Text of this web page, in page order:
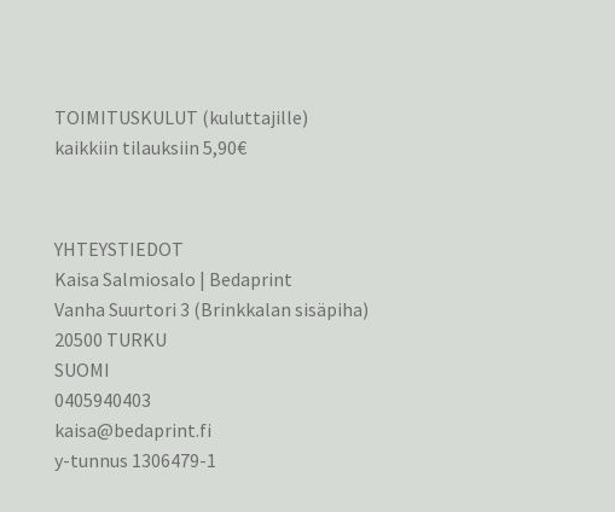
TOIMITUSKULUT (kuluttajille)
kaikkiin tilauksiin 5,90€
YHTEYSTIEDOT
Kaisa Salmiosalo | Bedaprint
Vanha Suurtori 3 (Brinkkalan sisäpiha)
20500 TURKU
SUOMI
0405940403
kaisa@bedaprint.fi
y-tunnus 1306479-1